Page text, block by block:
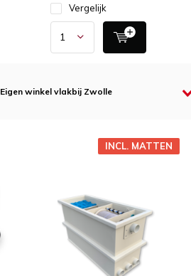
Vergelijk
Eigen winkel vlakbij Zwolle
INCL. MATTEN